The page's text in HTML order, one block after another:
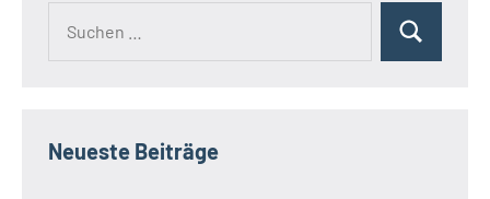
Suchen
Neueste Beiträge